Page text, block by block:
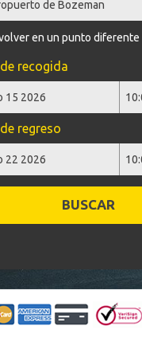
en un punto diferente
recogida
regreso
BUSCAR